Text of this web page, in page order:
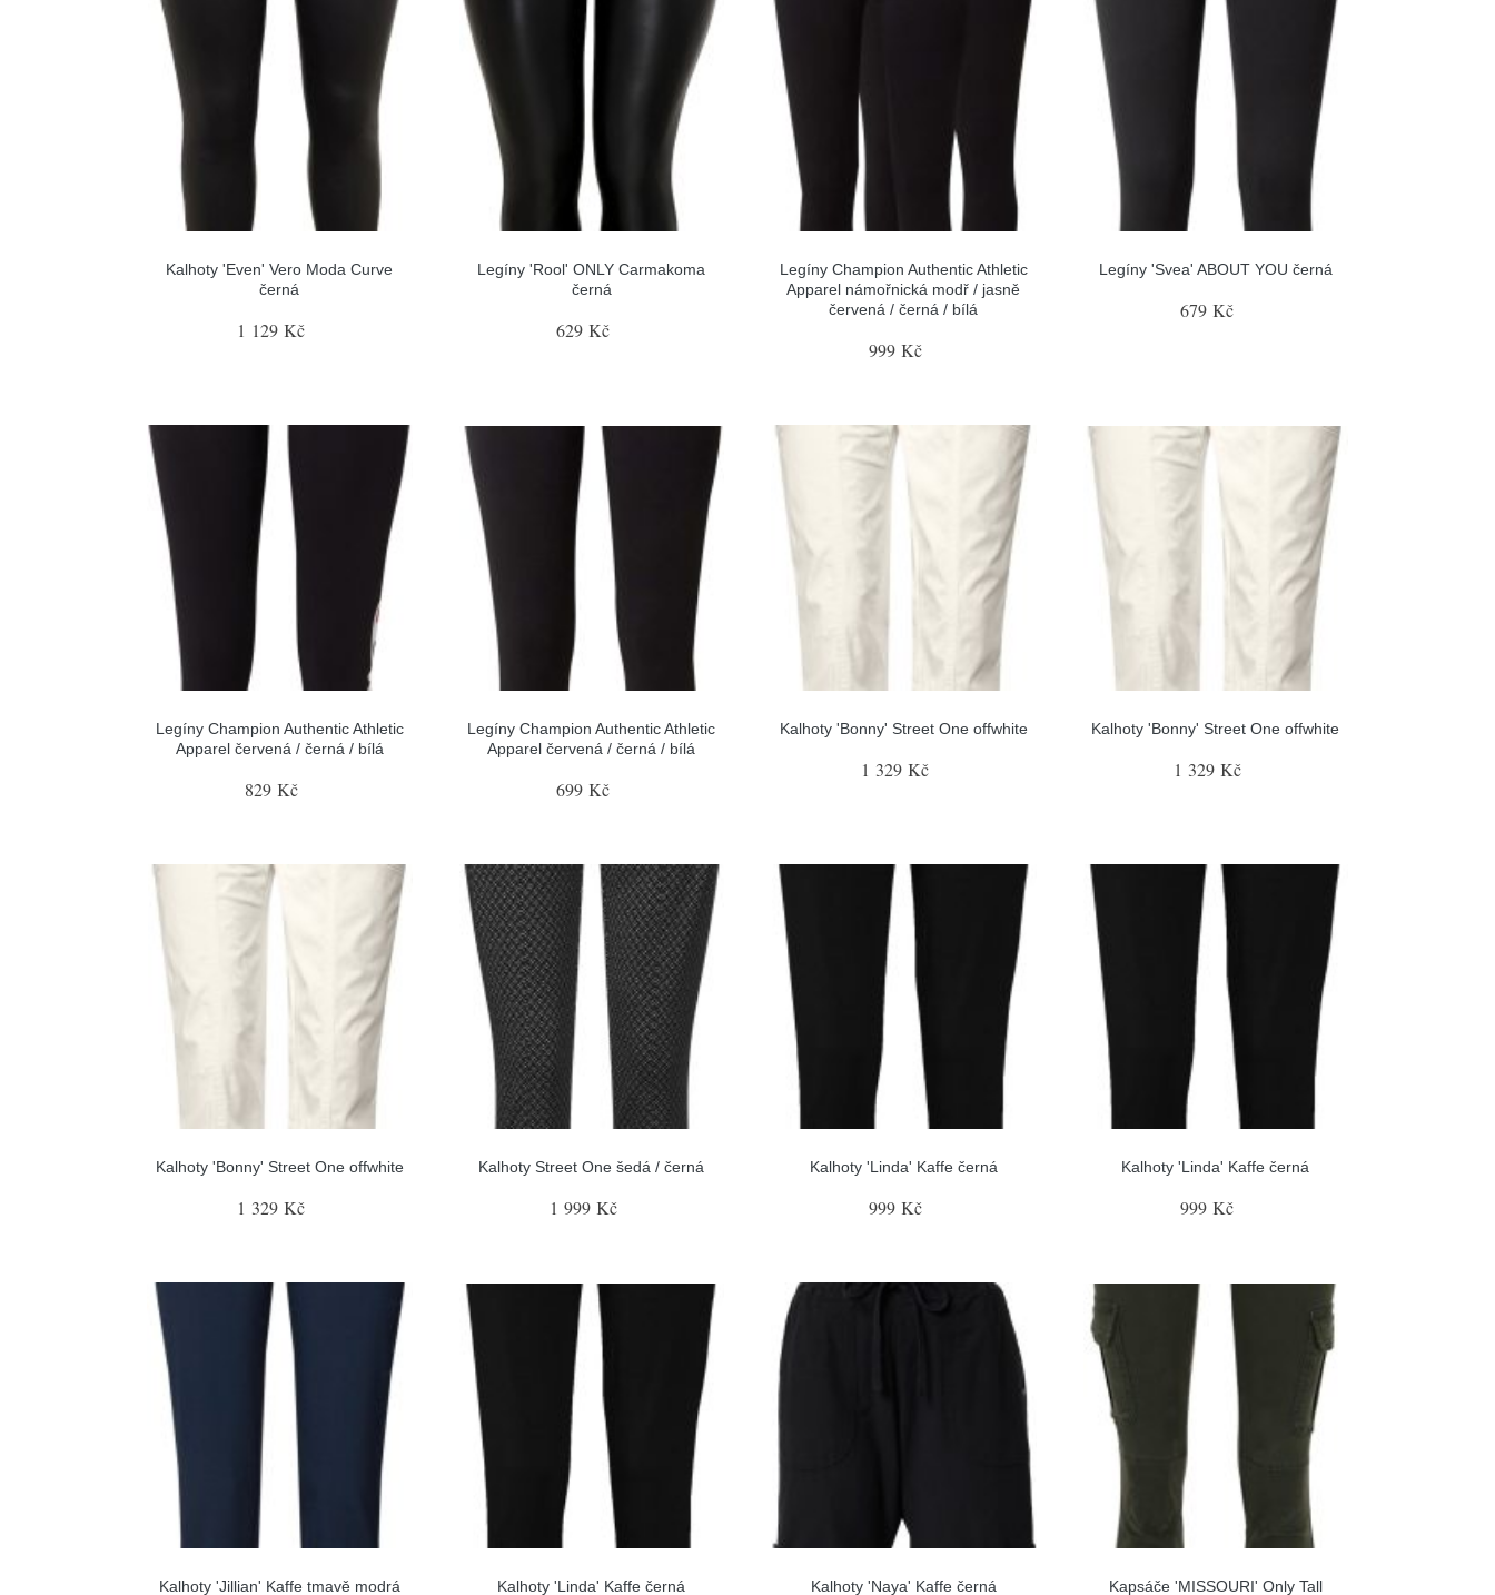
Kalhoty 'Even' Vero Moda Curve
černá
1 129 Kč
Legíny 'Rool' ONLY Carmakoma
černá
629 Kč
Legíny Champion Authentic Athletic
Apparel námořnická modř / jasně
červená / černá / bílá
999 Kč
Legíny 'Svea' ABOUT YOU černá
679 Kč
Legíny Champion Authentic Athletic
Apparel červená / černá / bílá
829 Kč
Legíny Champion Authentic Athletic
Apparel červená / černá / bílá
699 Kč
Kalhoty 'Bonny' Street One offwhite
1 329 Kč
Kalhoty 'Bonny' Street One offwhite
1 329 Kč
Kalhoty 'Bonny' Street One offwhite
1 329 Kč
Kalhoty Street One šedá / černá
1 999 Kč
Kalhoty 'Linda' Kaffe černá
999 Kč
Kalhoty 'Linda' Kaffe černá
999 Kč
Kalhoty 'Jillian' Kaffe tmavě modrá Kalhoty 'Linda' Kaffe černá Kalhoty 'Naya' Kaffe černá Kapsáče 'MISSOURI' Only Tall